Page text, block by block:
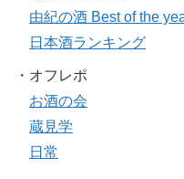
由紀の酒 Best of the
日本酒ランキング
・オフレポ
お酒の会
蔵見学
日常